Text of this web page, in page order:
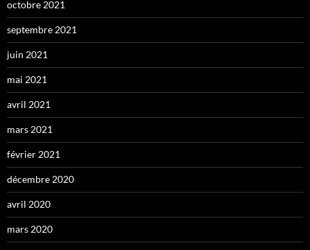
octobre 2021
septembre 2021
juin 2021
mai 2021
avril 2021
mars 2021
février 2021
décembre 2020
avril 2020
mars 2020